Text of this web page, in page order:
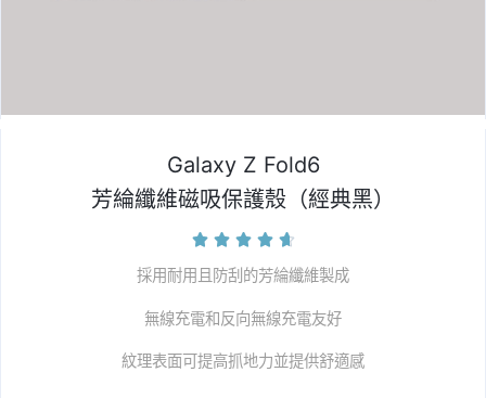
Galaxy Z Fold6
芳綸纖維磁吸保護殼（經典黑）
    
採用耐用且防刮的芳綸纖維製成
無線充電和反向無線充電友好
紋理表面可提高抓地力並提供舒適感